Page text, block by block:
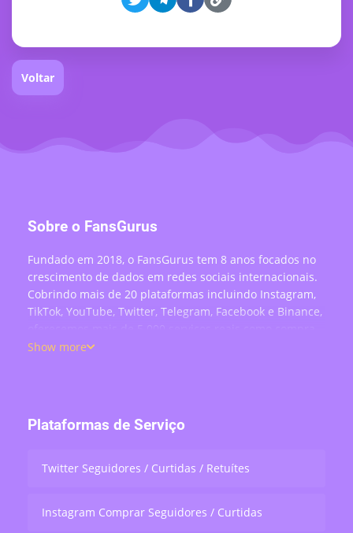
Voltar
Sobre o FansGurus
Fundado em 2018, o FansGurus tem 8 anos focados no
crescimento de dados em redes sociais internacionais.
Cobrindo mais de 20 plataformas incluindo Instagram,
TikTok, YouTube, Twitter, Telegram, Facebook e Binance,
de seguidores, curtidas, comentários, visualizações,
Show more
Plataformas de Serviço
Twitter Seguidores / Curtidas / Retuítes
Instagram Comprar Seguidores / Curtidas